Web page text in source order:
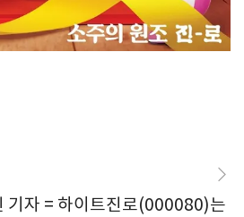
기자 = 하이트진로(000080)는